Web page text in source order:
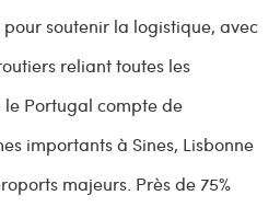
soutenir la logistique, avec
reliant toutes les
le Portugal compte de
importants à Sines, Lisbonne
majeurs. Près de 75%